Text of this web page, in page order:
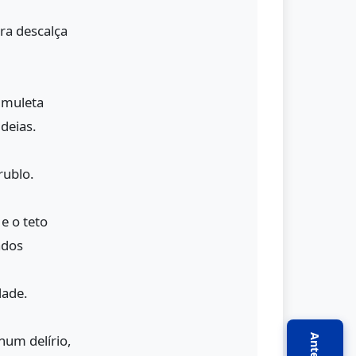
descalça
o teto
delírio,